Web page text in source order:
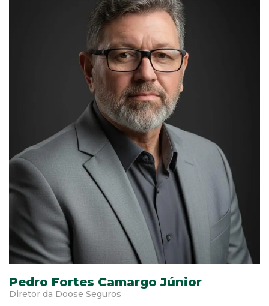
Pedro Fortes Camargo Júnior
Diretor da Doose Seguros